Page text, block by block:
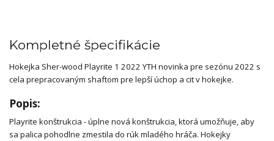
Kompletné špecifikácie
Hokejka Sher-wood Playrite 1 2022 YTH novinka pre sezónu 2022 s
cela prepracovaným shaftom pre lepší úchop a cit v hokejke.
Popis:
Playrite konštrukcia - úplne nová konštrukcia, ktorá umožňuje, aby
sa palica pohodlne zmestila do rúk mladého hráča. Hokejky